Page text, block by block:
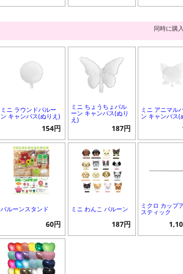
同時に購
ミニ ラウンドバルー
ン キャンバス(ぬりえ)
154円
ミニ ちょうちょバル
ーン キャンバス(ぬり
え)
187円
ミニ アニマル
ン キャンバス(
バルーンスタンド
60円
ミニ わんこ バルーン
187円
ミクロ カップ
スティック